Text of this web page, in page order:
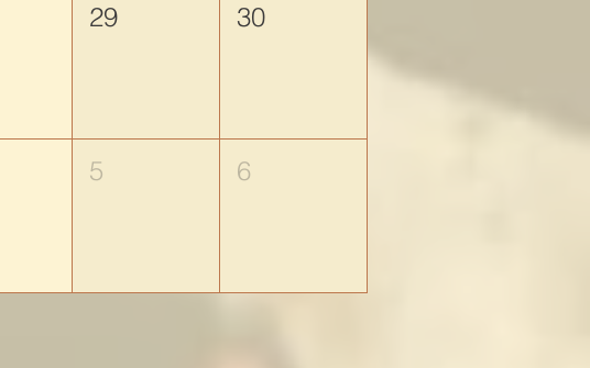
29 30
5 6